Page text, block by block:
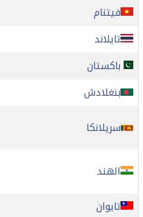
فيتنام
تايلاند
باكستان
بنغلادش
سريلانكا
الهند
تايوان